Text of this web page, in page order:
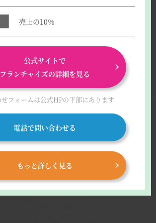
売上の10％
公式サイトで
フランチャイズの詳細を見る
フォームは公式HPの下部にあります
電話で問い合わせる
もっと詳しく見る